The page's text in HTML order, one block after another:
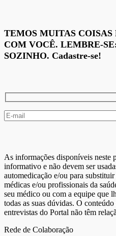
TEMOS MUITAS
COM VOCÊ. LEMBRE-
SOZINHO. Cadastre-se!
As informações disponíveis neste
informativo e não devem ser
automedicação e/ou para
médicas e/ou profissionais da
seu médico ou com a equipe que
todas as suas dúvidas. O
entrevistas do Portal não têm
Rede de Colaboração